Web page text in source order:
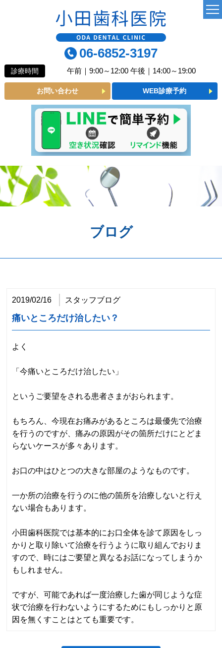
06-6852-3197
診療時間 午前｜9:00～12:00 午後｜14:00～19:00
お問い合わせ WEB診療予約
よくあるご質問
診療MENU
一般歯科
小児歯科
予防歯科
審美メニュー
ホワイトニング
治療の流れ
料金表
アクセス
ブログ
2019/02/16 スタッフブログ
痛いところだけ治したい？
よく
「今痛いところだけ治したい」
というご要望をされる患者さまがおられます。
もちろん、今現在お痛みがあるところは最優先で治療
を行うのですが、痛みの原因がその箇所だけにとどま
らないケースが多々あります。
お口の中はひとつの大きな部屋のようなものです。
一か所の治療を行うのに他の箇所を治療しないと行え
ない場合もあります。
小田歯科医院では基本的にお口全体を診て原因をしっ
かりと取り除いて治療を行うように取り組んでおりま
すので、時にはご要望と異なるお話になってしまうか
もしれません。
ですが、可能であれば一度治療した歯が同じような症
状で治療を行わないようにするためにもしっかりと原
因を無くすことはとても重要です。